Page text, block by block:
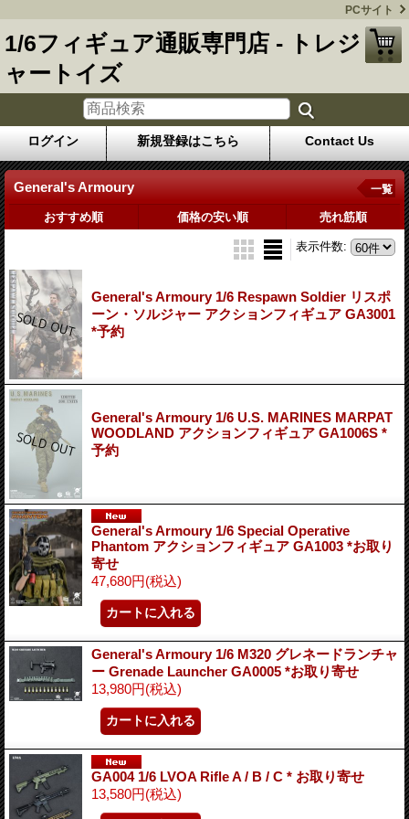
PCサイト
1/6フィギュア通販専門店 - トレジ
ャートイズ
ログイン 新規登録はこちら Contact Us
General's Armoury 一覧
おすすめ順 価格の安い順 売れ筋順
表示件数:
General's Armoury 1/6 Respawn Soldier リスポ
ーン・ソルジャー アクションフィギュア GA3001
*予約
General's Armoury 1/6 U.S. MARINES MARPAT
WOODLAND アクションフィギュア GA1006S *
予約
General's Armoury 1/6 Special Operative
Phantom アクションフィギュア GA1003 *お取り
寄せ
47,680円(税込)
General's Armoury 1/6 M320 グレネードランチャ
ー Grenade Launcher GA0005 *お取り寄せ
13,980円(税込)
GA004 1/6 LVOA Rifle A / B / C * お取り寄せ
13,580円(税込)